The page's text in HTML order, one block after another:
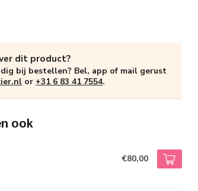
dit product?
bij bestellen? Bel, app of mail gerust
or +31 6 83 41 7554.
ook
€80,00